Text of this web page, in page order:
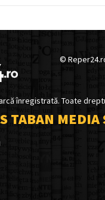
©
înregistrată. Toate
TABAN MEDIA